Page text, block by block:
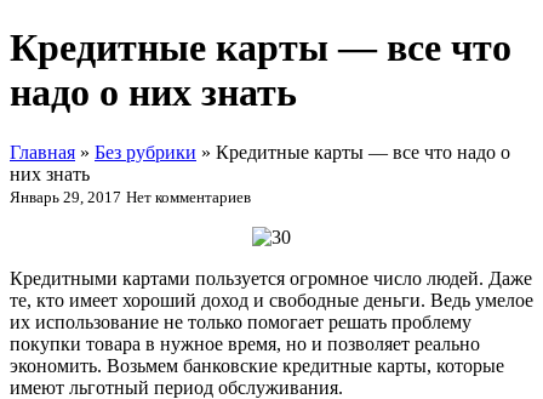
Кредитные карты — все что
надо о них знать
Главная » Без рубрики » Кредитные карты — все что надо о
них знать
Январь 29, 2017 Нет комментариев
Кредитными картами пользуется огромное число людей. Даже
те, кто имеет хороший доход и свободные деньги. Ведь умелое
их использование не только помогает решать проблему
покупки товара в нужное время, но и позволяет реально
экономить. Возьмем банковские кредитные карты, которые
имеют льготный период обслуживания.